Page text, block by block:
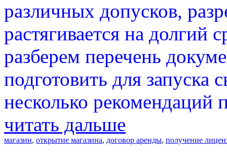
различных допусков,
растягивается на долгий
разберем перечень
подготовить для запуска
несколько рекомендаций
читать дальше
магазин, открытие магазина, договор аренды, получение